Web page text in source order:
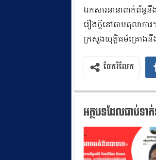
ឯកសារនានាពាក់ព័ន្ធ
រឿងក្តីនៅតាមតុលាកា
ក្រសួងយុត្តិធម៌គ្រោងនឹ
ចែករំលែក
អត្ថបទដែលជាប់ទា